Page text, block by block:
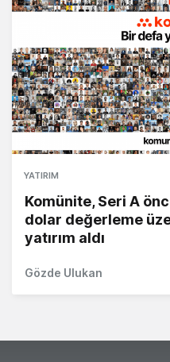
YATIRIM
Komünite, Seri A
dolar değerleme
yatırım aldı
Gözde Ulukan